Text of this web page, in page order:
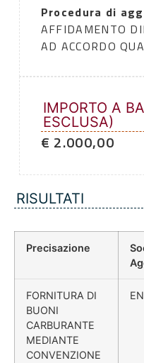
Procedura di
AFFIDAMENTO
AD ACCORDO
IMPORTO A
ESCLUSA)
€ 2.000,00
RISULTATI
Precisazione
FORNITURA DI
BUONI
CARBURANTE
MEDIANTE
CONVENZIONE